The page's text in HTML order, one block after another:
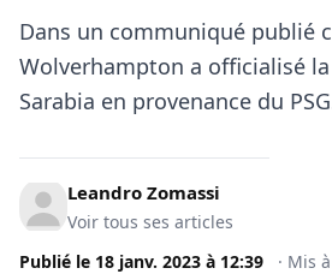
Dans un communiqué publié
Wolverhampton a officialisé
Sarabia en provenance du
Leandro Zomassi
Voir tous ses articles
Publié le 18 janv. 2023 à 12:39 · Mis